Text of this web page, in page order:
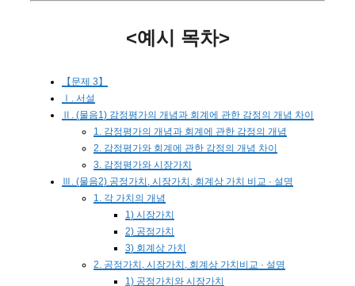
<예시 목차>
【문제 3】
Ⅰ. 서설
Ⅱ. (물음1) 감정평가의 개념과 회계에 관한 감정의 개념 차이
1. 감정평가의 개념과 회계에 관한 감정의 개념
2. 감정평가와 회계에 관한 감정의 개념 차이
3. 감정평가와 시장가치
Ⅲ. (물음2) 공정가치, 시장가치, 회계상 가치 비교 · 설명
1. 각 가치의 개념
1) 시장가치
2) 공정가치
3) 회계상 가치
2. 공정가치, 시장가치, 회계상 가치비교 · 설명
1) 공정가치와 시장가치